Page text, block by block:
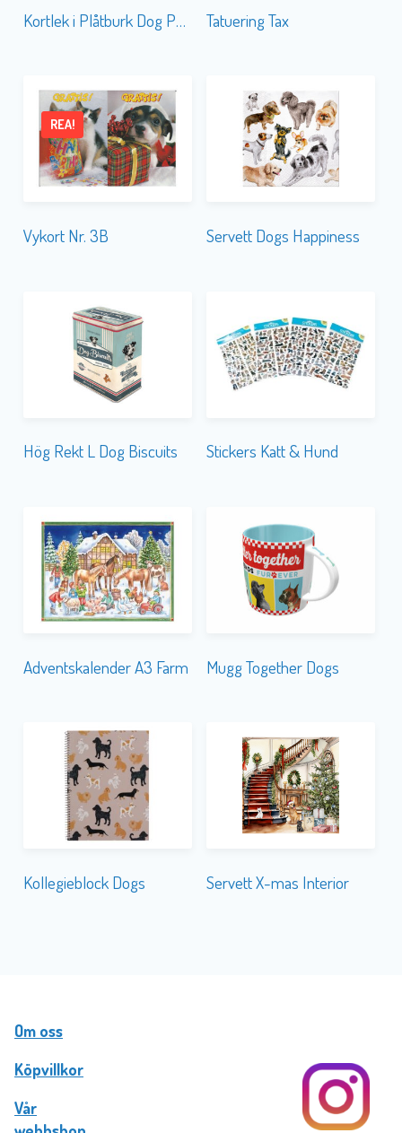
Kortlek i Plåtburk Dog Park Tatuering Tax
Vykort Nr. 3B
REA!
Servett Dogs Happiness
Hög Rekt L Dog Biscuits Stickers Katt & Hund
Adventskalender A3 Farm Mugg Together Dogs
Kollegieblock Dogs Servett X-mas Interior
Om oss
Köpvillkor
Vår